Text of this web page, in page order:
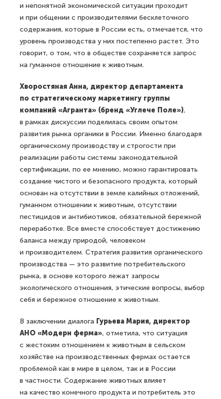
и непонятной экономической ситуации проходит
и при общении с производителями бесклеточного
содержания, которые в России есть, отмечается, что
уровень производства у них постепенно растет. Это
говорит, о том, что в обществе сохраняется запрос
на гуманное отношение к животным.
Хворостяная Анна, директор департамента
по стратегическому маркетингу группы
компаний «Агранта» (бренд «Углече Поле»),
в рамках дискуссии поделилась своим опытом
развития рынка органики в России. Именно благодаря
органическому производству и строгости при
реализации работы системы законодательной
сертификации, по ее мнению, можно гарантировать
создание чистого и безопасного продукта, который
основан на отсутствии в земле калийных отложений,
гуманном отношении к животным, отсутствии
пестицидов и антибиотиков, обязательной бережной
переработке. Все вместе способствует достижению
баланса между природой, человеком
и производителем. Стратегия развития органического
производства — это развитие потребительского
рынка, в основе которого лежат запросы
экологического отношения, этические вопросы, выбор
себя и бережное отношение к животным.
В заключении диалога Гурьева Мария, директор
АНО «Модерн ферма», отметила, что ситуация
с жестоким отношением к животным в сельском
хозяйстве на производственных фермах остается
проблемой как в мире в целом, так и в России
в частности. Содержание животных влияет
на качество конечного продукта и потребитель это